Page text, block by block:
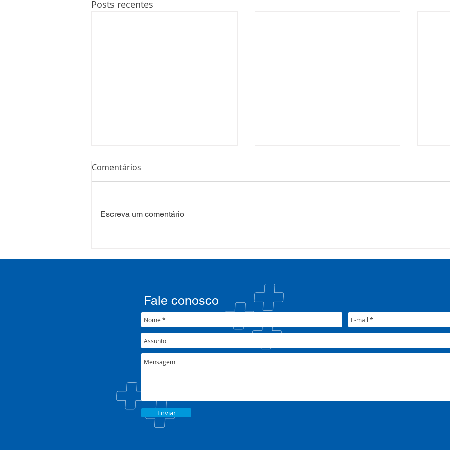
Posts recentes
001/2022
#oSUSquefazemos
Comentários
Escreva um comentário
Enviar
Fale conosco